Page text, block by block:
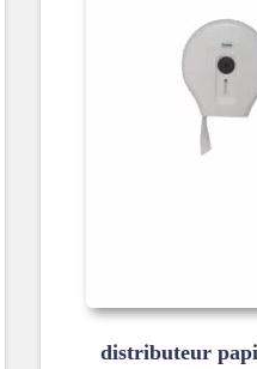
distributeur